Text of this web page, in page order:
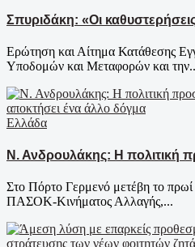
Σπυριδάκη: «Οι καθυστερήσεις
Ερώτηση και Αίτημα Κατάθεσης
Υποδομών και Μεταφορών και
Ελλάδα
Ν. Ανδρουλάκης: Η πολιτική
Στο Πόρτο Γερμενό μετέβη το
ΠΑΣΟΚ-Κινήματος Αλλαγής,...